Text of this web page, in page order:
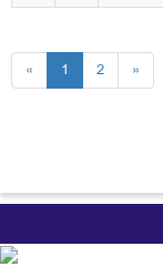
« 1 2 »